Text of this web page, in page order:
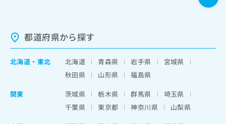
都道府県から探す
北海道 ・ 東北 北海道 青森県 岩手県
宮城県
秋田県
山形県
福島県
関東
茨城県 栃木県 群馬県
埼玉県
千葉県
東京都 神奈川県
山梨県